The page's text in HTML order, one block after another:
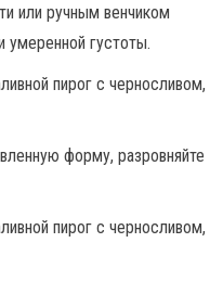
или ручным венчиком
умеренной густоты.
форму, разровняйте